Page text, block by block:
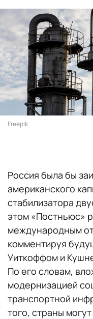
Freepik
Россия была бы
американского
стабилизатора
этом «Постньюс»
международным
комментируя
Уиткоффом и
По его словам,
модернизацией
транспортной
того, страны